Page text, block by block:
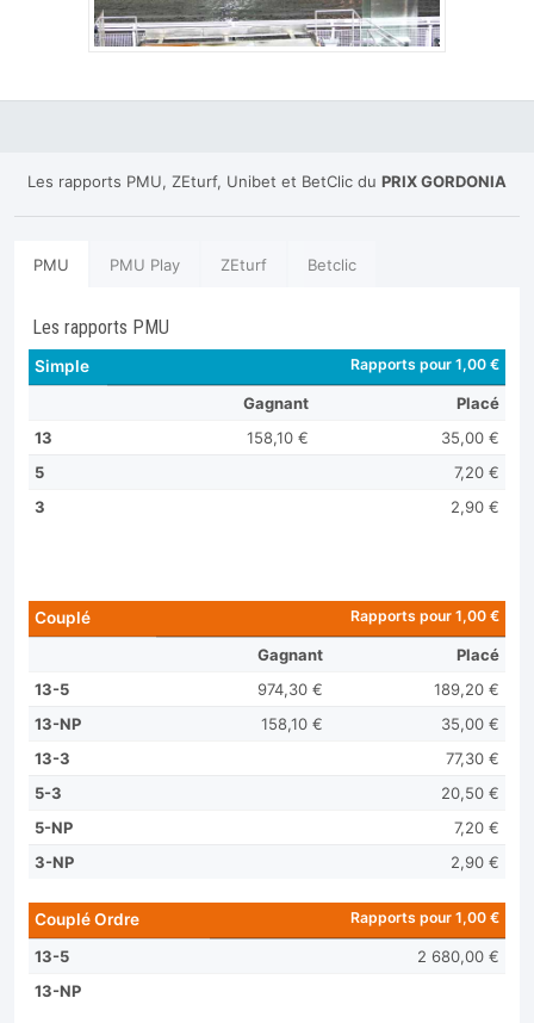
Les rapports PMU, ZEturf, Unibet et BetClic du PRIX GORDONIA
PMU PMU Play ZEturf Betclic
Les rapports PMU
Simple Rapports pour 1,00 €
Gagnant
Placé
13
158,10 €
35,00 €
5
7,20 €
3
2,90 €
Couplé Rapports pour 1,00 €
Gagnant
Placé
13-5
974,30 €
189,20 €
13-NP
158,10 €
35,00 €
13-3
77,30 €
5-3
20,50 €
5-NP
7,20 €
3-NP
2,90 €
Couplé Ordre Rapports pour 1,00 €
13-5
2 680,00 €
13-NP